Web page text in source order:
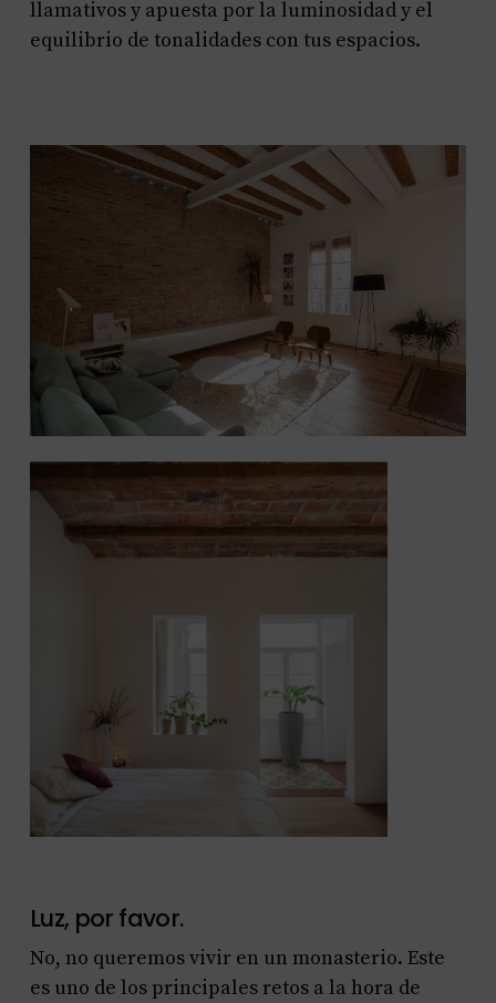
llamativos y apuesta por la luminosidad y el
equilibrio de tonalidades con tus espacios.
Luz, por favor.
No, no queremos vivir en un monasterio. Este
es uno de los principales retos a la hora de